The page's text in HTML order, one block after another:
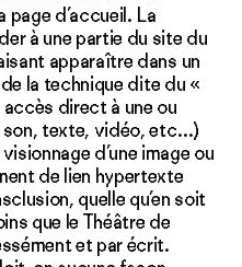
page d’accueil. La
à une partie du site du
apparaître dans un
la technique dite du «
direct à une ou
texte, vidéo, etc…)
d’une image ou
de lien hypertexte
quelle qu’en soit
que le Théâtre de
et par écrit.